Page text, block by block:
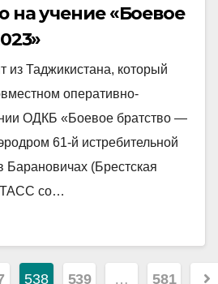
на учение «Боевое
из Таджикистана, который
оперативно-
ОДКБ «Боевое братство —
61-й истребительной
Барановичах (Брестская
ТАСС со…
538 539 … 581